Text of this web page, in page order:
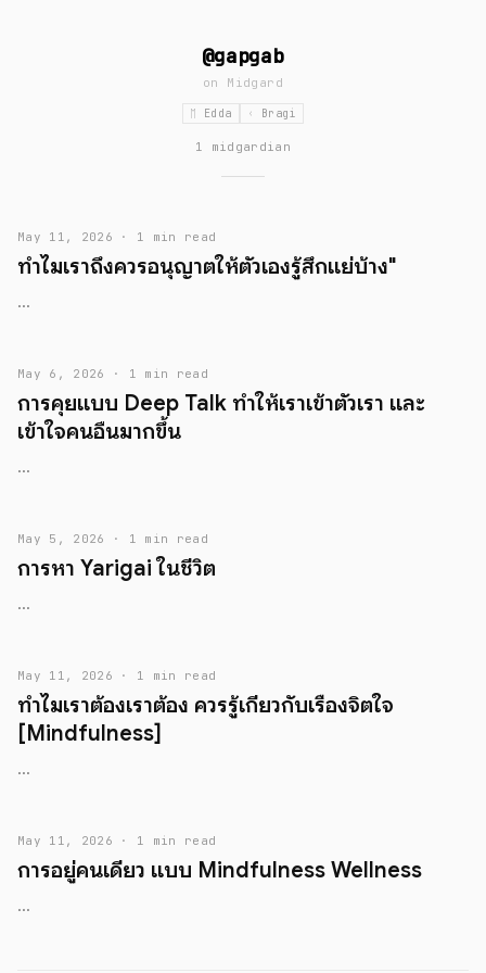
@gapgab
on Midgard
ᛖ Edda ᚲ Bragi
1 midgardian
May 11, 2026 · 1 min read
ทำไมเราถึงควรอนุญาตให้ตัวเองรู้สึกแย่บ้าง"
...
May 6, 2026 · 1 min read
การคุยแบบ Deep Talk ทำให้เราเข้าตัวเรา และ
เข้าใจคนอื่นมากขึ้น
...
May 5, 2026 · 1 min read
การหา Yarigai ในชีวิต
...
May 11, 2026 · 1 min read
ทำไมเราต้องเราต้อง ควรรู้เกี่ยวกับเรื่องจิตใจ
[Mindfulness]
...
May 11, 2026 · 1 min read
การอยู่คนเดียว แบบ Mindfulness Wellness
...